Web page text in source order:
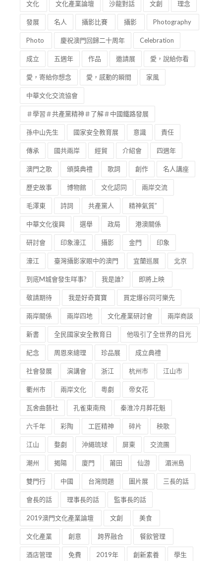
文化 文化產業論壇 沙龍對話 文創 理念
發展 名人 攝影比賽 攝影 Photography
Photo 慶祝澳門回歸二十周年 Celebration
成立 五週年 作品 邀請展 愛，說給你看
愛，寄給你想念 愛，感動的瞬間 家風
中華文化交流協會
＃學習＃共產黨精神＃了解＃中國鐵路發展
孫中山先生 國家安全教育展 意識 責任
傳承 國共兩岸 經貿 介紹會 四週年
澳門之歌 頒獎典禮 歌詞 創作 名人講座
歷史故事 博物館 文化認同 兩岸交流
毛澤東 詩詞 共產黨人 精神氣質”
中華文化復興 選舉 政局 港澳關係
研討會 印象濠江 攝影 金門 印象
濠江 臺灣攝影家眼中的澳門 宜蘭巡展 北京
到底M城會發生咩事? 我是誰? 即將上映
敬請期待 我是好奇寶寶 買定爆谷同可樂先
兩岸關係 兩岸四地 文化產業研討會 兩岸商談
新書 全民國家安全教育日 他吸引了全世界的目光
紀念 周恩來總理 珍品展 成立典禮
社會發展 演講會 浙江 杭州市 江山市
衢州市 兩岸文化 粵劇 帝女花
瓦舍曲藝社 孔雀東南飛 秦淮冷月葬花魁
六千年 彩陶 工匠精神 碎片 秧歌
江山 婺劇 沖繩琉球 屏東 交流團
潮州 揭陽 廈門 莆田 仙游 湄洲島
雙門行 中國 台灣問題 圖片展 三長的話
會長的話 理事長的話 監事長的話
2019澳門文化產業論壇 文創 美食
文化產業 創意 跨界融合 餐飲管理
酒店管理 免費 2019年 創新素養 學生